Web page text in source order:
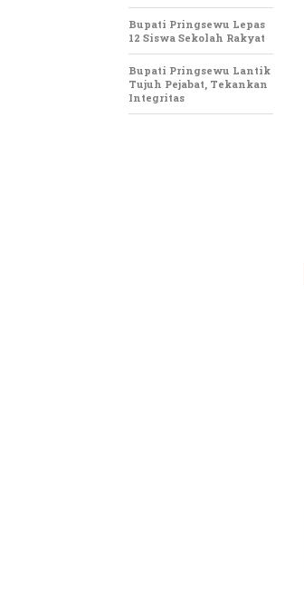
Bupati Pringsewu Lepas
12 Siswa Sekolah Rakyat
Bupati Pringsewu Lantik
Tujuh Pejabat, Tekankan
Integritas